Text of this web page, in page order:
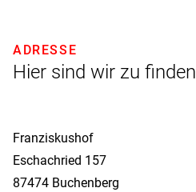
Hier sind wir zu finden
ADRESSE
Franziskushof
Eschachried 157
87474 Buchenberg